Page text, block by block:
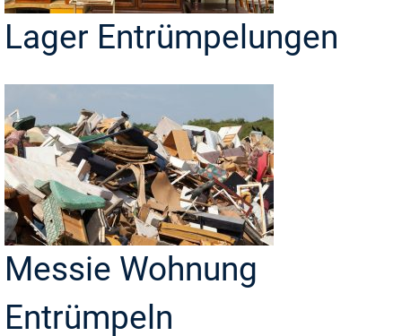
Lager Entrümpelungen
Messie Wohnung
Entrümpeln